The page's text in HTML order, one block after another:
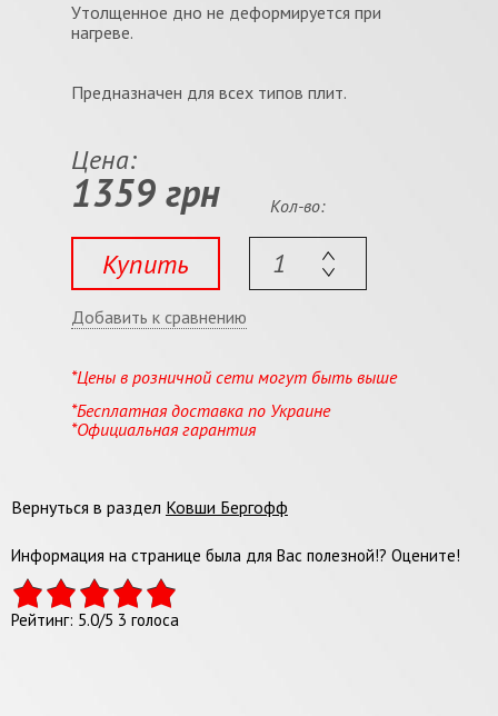
Утолщенное дно не деформируется при
нагреве.
Предназначен для всех типов плит.
Цена:
1359 грн
Купить
Кол-во:
Добавить к сравнению
*Цены в розничной сети могут быть выше
*Бесплатная доставка по Украине
*Официальная гарантия
Вернуться в раздел Ковши Бергофф
Информация на странице была для Вас полезной!? Оцените!
Рейтинг: 5.0/5 3 голоса